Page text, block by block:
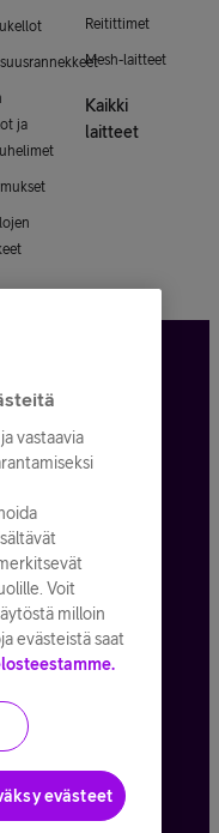
ja
Reitittimet
Mesh-laitteet
Kaikki
laitteet
vastaavia
Voit
milloin
evästeistä saat
evästeet